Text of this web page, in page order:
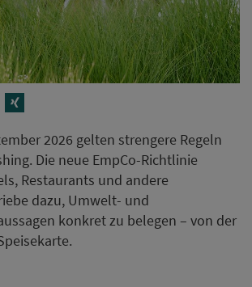
2026 gelten strengere Regeln
Die neue EmpCo-Richtlinie
Restaurants und andere
dazu, Umwelt- und
konkret zu belegen – von der